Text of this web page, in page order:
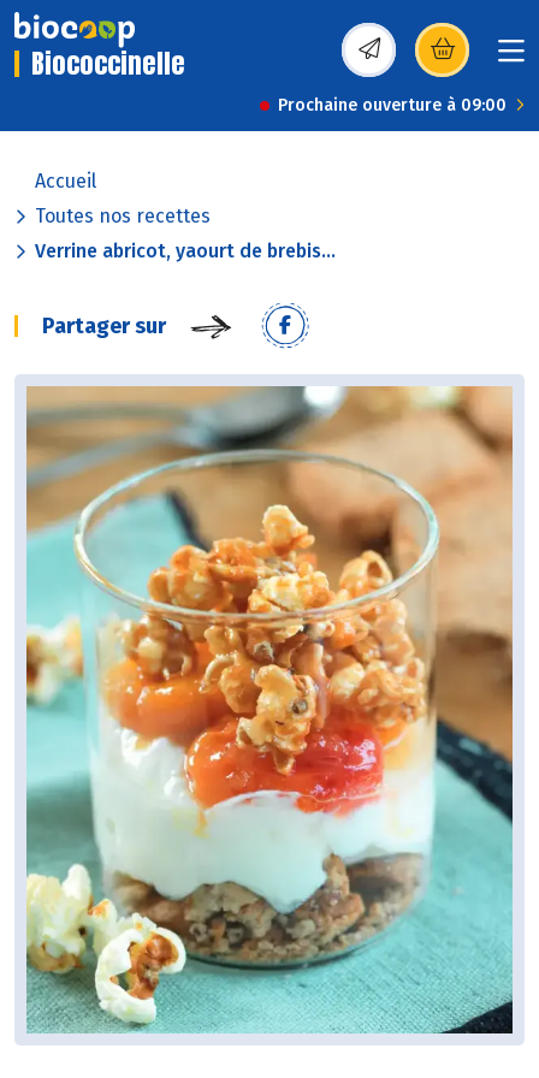
Biococcinelle (s’ouvre dans une
Prochaine ouverture à 09:00
Accueil
Toutes nos recettes
Verrine abricot, yaourt de brebis...
Partager sur